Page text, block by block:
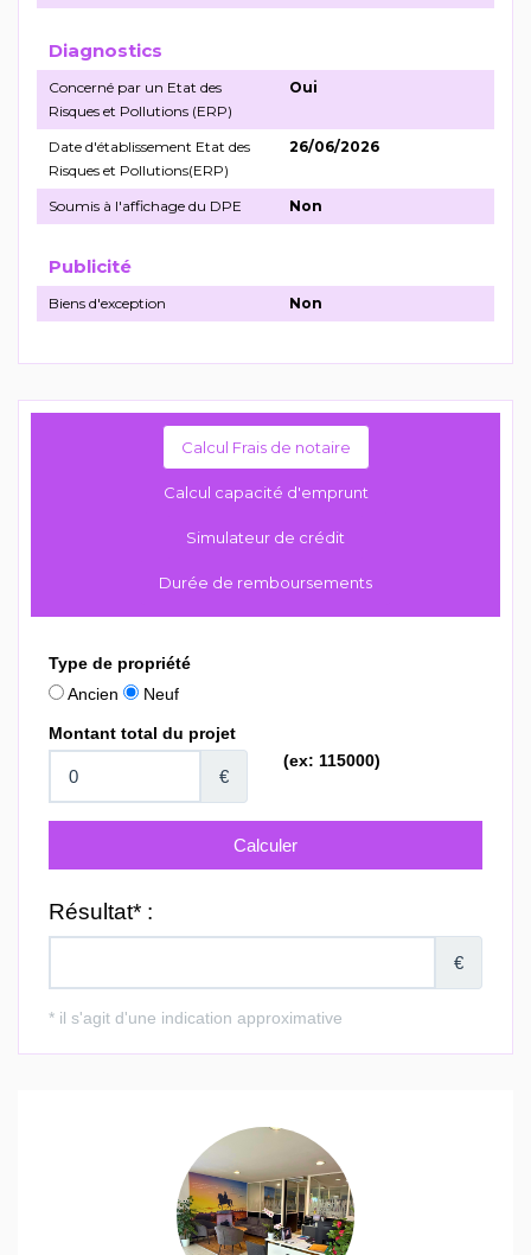
Diagnostics
Concerné par un Etat des
Risques et Pollutions (ERP)
Oui
Date d'établissement Etat des
Risques et Pollutions(ERP)
26/06/2026
Soumis à l'affichage du DPE Non
Publicité
Biens d'exception Non
Calcul Frais de notaire
Calcul capacité d'emprunt
Simulateur de crédit
Durée de remboursements